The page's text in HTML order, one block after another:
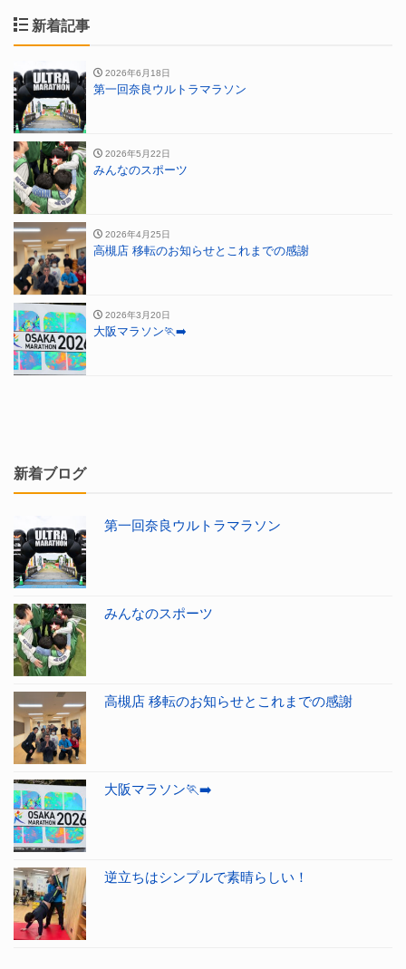
新着記事
2026年6月18日
第一回奈良ウルトラマラソン
2026年5月22日
みんなのスポーツ
2026年4月25日
高槻店 移転のお知らせとこれまでの感謝
2026年3月20日
大阪マラソン🏃‍➡️
新着ブログ
第一回奈良ウルトラマラソン
みんなのスポーツ
高槻店 移転のお知らせとこれまでの感謝
大阪マラソン🏃‍➡️
逆立ちはシンプルで素晴らしい！